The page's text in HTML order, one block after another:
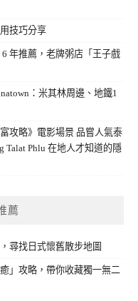
技巧分享
年推薦，老牌粥店「王子戲
：米其林周邊、地鐵1
攻略》電影場景 品嘗人氣泰
Talat Phlu 在地人才知道的隱
薦
尋找日式懷舊散步地圖
」攻略，帶你收藏獨一無二